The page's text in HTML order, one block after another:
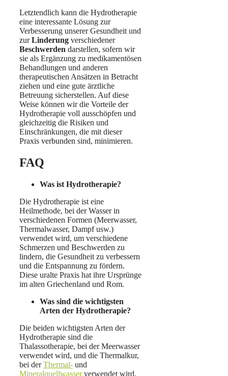
Letztendlich kann die Hydrotherapie
eine interessante Lösung zur
Verbesserung unserer Gesundheit und
zurLinderung verschiedener
Beschwerden darstellen, sofern wir
sie als Ergänzung zu medikamentösen
Behandlungen und anderen
therapeutischen Ansätzen in Betracht
ziehen und eine gute ärztliche
Betreuung sicherstellen. Auf diese
Weise können wir die Vorteile der
Hydrotherapie voll ausschöpfen und
gleichzeitig die Risiken und
Einschränkungen, die mit dieser
Praxis verbunden sind, minimieren.
FAQ
Was ist Hydrotherapie?
Die Hydrotherapie ist eine
Heilmethode, bei der Wasser in
verschiedenen Formen (Meerwasser,
Thermalwasser, Dampf usw.)
verwendet wird, um verschiedene
Schmerzen und Beschwerden zu
lindern, die Gesundheit zu verbessern
und die Entspannung zu fördern.
Diese uralte Praxis hat ihre Ursprünge
im alten Griechenland und Rom.
Was sind die wichtigsten
Arten der Hydrotherapie?
Die beiden wichtigsten Arten der
Hydrotherapie sind die
Thalassotherapie, bei der Meerwasser
verwendet wird, und die Thermalkur,
bei derThermal- und
Mineralquellwasserverwendet wird.